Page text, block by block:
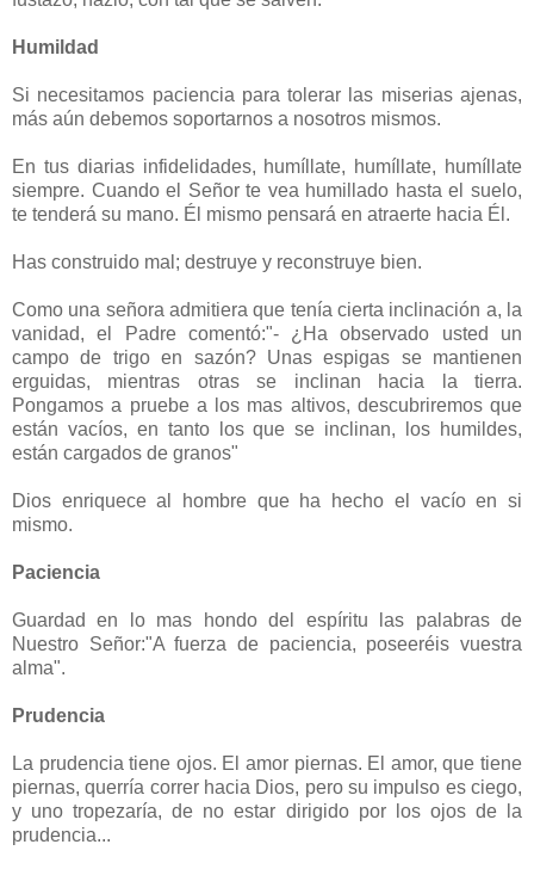
Humildad
Si necesitamos paciencia para tolerar las miserias ajenas,
más aún debemos soportarnos a nosotros mismos.
En tus diarias infidelidades, humíllate, humíllate, humíllate
siempre. Cuando el Señor te vea humillado hasta el suelo,
te tenderá su mano. Él mismo pensará en atraerte hacia Él.
Has construido mal; destruye y reconstruye bien.
Como una señora admitiera que tenía cierta inclinación a, la
vanidad, el Padre comentó:"- ¿Ha observado usted un
campo de trigo en sazón? Unas espigas se mantienen
erguidas, mientras otras se inclinan hacia la tierra.
Pongamos a pruebe a los mas altivos, descubriremos que
están vacíos, en tanto los que se inclinan, los humildes,
están cargados de granos"
Dios enriquece al hombre que ha hecho el vacío en si
mismo.
Paciencia
Guardad en lo mas hondo del espíritu las palabras de
Nuestro Señor:"A fuerza de paciencia, poseeréis vuestra
alma".
Prudencia
La prudencia tiene ojos. El amor piernas. El amor, que tiene
piernas, querría correr hacia Dios, pero su impulso es ciego,
y uno tropezaría, de no estar dirigido por los ojos de la
prudencia...